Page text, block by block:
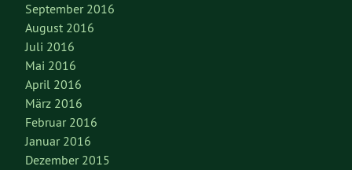
September 2016
August 2016
Juli 2016
Mai 2016
April 2016
März 2016
Februar 2016
Januar 2016
Dezember 2015